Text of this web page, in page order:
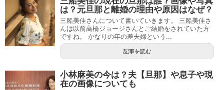
は？元旦那と離婚の理由や原因はなぜ？
三船美佳さんについて書いていきます。 三船美佳さ
んは以前高橋ジョージさんとご結婚をされていた方
ですね。 かなりの年の差夫婦という...
記事を読む
小林麻美の今は？夫【旦那】や息子や現
在の画像についても